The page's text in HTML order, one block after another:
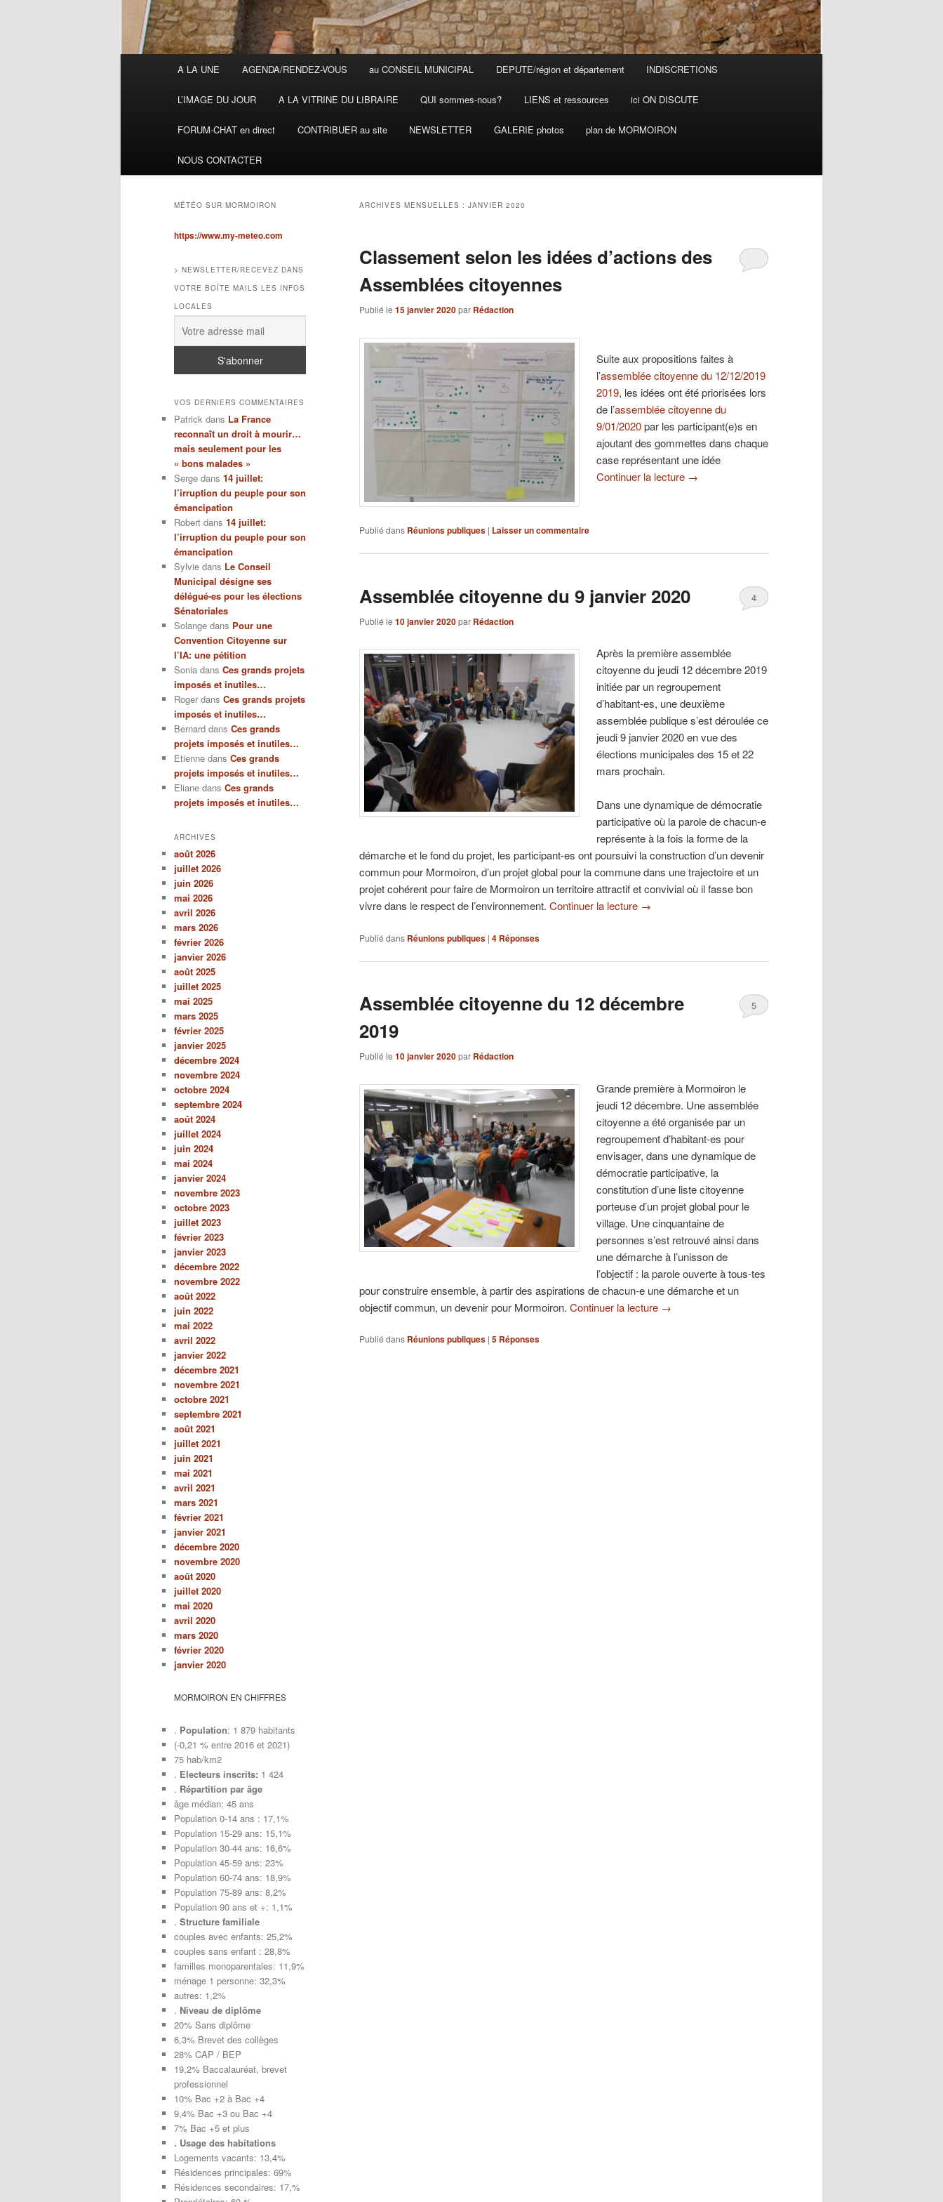
A LA UNE AGENDA/RENDEZ-VOUS au CONSEIL MUNICIPAL DEPUTE/région et département INDISCRETIONS
L’IMAGE DU JOUR A LA VITRINE DU LIBRAIRE QUI sommes-nous? LIENS et ressources ici ON DISCUTE
FORUM-CHAT en direct CONTRIBUER au site NEWSLETTER GALERIE photos plan de MORMOIRON
NOUS CONTACTER
ARCHIVES MENSUELLES : JANVIER 2020
Classement selon les idées d’actions des
Assemblées citoyennes
Publié le 15 janvier 2020par Rédaction
Suite aux propositions faites à
l’assemblée citoyenne du 12/12/2019
2019, les idées ont été priorisées lors
de l’assemblée citoyenne du
9/01/2020par les participant(e)s en
ajoutant des gommettes dans chaque
case représentant une idée
Continuer la lecture →
Publié dans Réunions publiques | Laisser un commentaire
Assemblée citoyenne du 9 janvier 2020
Publié le 10 janvier 2020par Rédaction
4
Après la première assemblée
citoyenne du jeudi 12 décembre 2019
initiée par un regroupement
d’habitant-es, une deuxième
assemblée publique s’est déroulée ce
jeudi 9 janvier 2020 en vue des
élections municipales des 15 et 22
mars prochain.
Dans une dynamique de démocratie
participative où la parole de chacun-e
représente à la fois la forme de la
démarche et le fond du projet, les participant-es ont poursuivi la construction d’un devenir
commun pour Mormoiron, d’un projet global pour la commune dans une trajectoire et un
projet cohérent pour faire de Mormoiron un territoire attractif et convivial où il fasse bon
vivre dans le respect de l’environnement. Continuer la lecture →
Publié dans Réunions publiques | 4 Réponses
Assemblée citoyenne du 12 décembre
2019
Publié le 10 janvier 2020par Rédaction
5
Grande première à Mormoiron le
jeudi 12 décembre. Une assemblée
citoyenne a été organisée par un
regroupement d’habitant-es pour
envisager, dans une dynamique de
démocratie participative, la
constitution d’une liste citoyenne
porteuse d’un projet global pour le
village. Une cinquantaine de
personnes s’est retrouvé ainsi dans
une démarche à l’unisson de
l’objectif : la parole ouverte à tous-tes
pour construire ensemble, à partir des aspirations de chacun-e une démarche et un
objectif commun, un devenir pour Mormoiron. Continuer la lecture →
Publié dans Réunions publiques | 5 Réponses
MÉTÉO SUR MORMOIRON
https://www.my-meteo.com
> NEWSLETTER/RECEVEZ DANS
VOTRE BOÎTE MAILS LES INFOS
LOCALES
VOS DERNIERS COMMENTAIRES
Patrick dans La France
reconnaît un droit à mourir…
mais seulement pour les
« bons malades »
Serge dans 14 juillet:
l’irruption du peuple pour son
émancipation
Robert dans 14 juillet:
l’irruption du peuple pour son
émancipation
Sylvie dans Le Conseil
Municipal désigne ses
délégué-es pour les élections
Sénatoriales
Solange dans Pour une
Convention Citoyenne sur
l’IA: une pétition
Sonia dans Ces grands projets
imposés et inutiles…
Roger dans Ces grands projets
imposés et inutiles…
Bernard dans Ces grands
projets imposés et inutiles…
Etienne dans Ces grands
projets imposés et inutiles…
Eliane dans Ces grands
projets imposés et inutiles…
ARCHIVES
août 2026
juillet 2026
juin 2026
mai 2026
avril 2026
mars 2026
février 2026
janvier 2026
août 2025
juillet 2025
mai 2025
mars 2025
février 2025
janvier 2025
décembre 2024
novembre 2024
octobre 2024
septembre 2024
août 2024
juillet 2024
juin 2024
mai 2024
janvier 2024
novembre 2023
octobre 2023
juillet 2023
février 2023
janvier 2023
décembre 2022
novembre 2022
août 2022
juin 2022
mai 2022
avril 2022
janvier 2022
décembre 2021
novembre 2021
octobre 2021
septembre 2021
août 2021
juillet 2021
juin 2021
mai 2021
avril 2021
mars 2021
février 2021
janvier 2021
décembre 2020
novembre 2020
août 2020
juillet 2020
mai 2020
avril 2020
mars 2020
février 2020
janvier 2020
MORMOIRON EN CHIFFRES
. Population: 1 879 habitants
(-0,21 % entre 2016 et 2021)
75 hab/km2
. Electeurs inscrits: 1 424
. Répartition par âge
âge médian: 45 ans
Population 0-14 ans : 17,1%
Population 15-29 ans: 15,1%
Population 30-44 ans: 16,6%
Population 45-59 ans: 23%
Population 60-74 ans: 18,9%
Population 75-89 ans: 8,2%
Population 90 ans et +: 1,1%
. Structure familiale
couples avec enfants: 25,2%
couples sans enfant : 28,8%
familles monoparentales: 11,9%
ménage 1 personne: 32,3%
autres: 1,2%
. Niveau de diplôme
20% Sans diplôme
6,3% Brevet des collèges
28% CAP / BEP
19,2% Baccalauréat, brevet
professionnel
10% Bac +2 à Bac +4
9,4% Bac +3 ou Bac +4
7% Bac +5 et plus
. Usage des habitations
Logements vacants: 13,4%
Résidences principales: 69%
Résidences secondaires: 17,%